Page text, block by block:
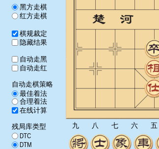
黑方走棋
红方走棋
棋规裁定
隐藏结果
自动走黑
自动走红
自动走棋策略
最佳着法
合理着法
在线计算
残局库类型
DTC
DTM
九 八 七 六 五